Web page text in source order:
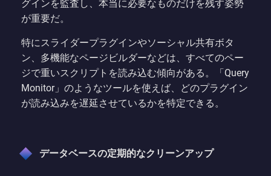
グインを監査し、本当に必要なものだけを残す姿勢
が重要だ。
特にスライダープラグインやソーシャル共有ボタ
ン、多機能なページビルダーなどは、すべてのペー
ジで重いスクリプトを読み込む傾向がある。「Query
Monitor」のようなツールを使えば、どのプラグイン
が読み込みを遅延させているかを特定できる。
データベースの定期的なクリーンアップ